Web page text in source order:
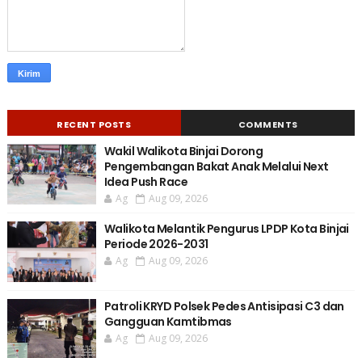
RECENT POSTS COMMENTS
Wakil Walikota Binjai Dorong
Pengembangan Bakat Anak Melalui Next
Idea Push Race
Ag Aug 09, 2026
Walikota Melantik Pengurus LPDP Kota Binjai
Periode 2026-2031
Ag Aug 09, 2026
Patroli KRYD Polsek Pedes Antisipasi C3 dan
Gangguan Kamtibmas
Ag Aug 09, 2026